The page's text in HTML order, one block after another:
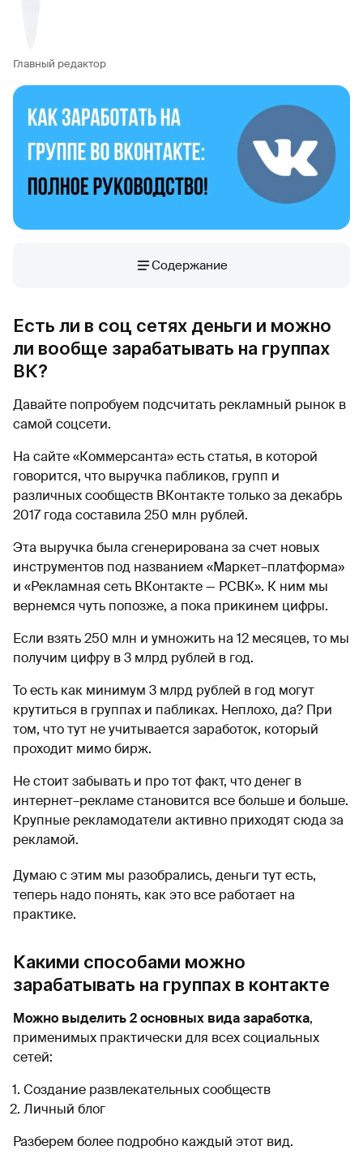
Главный редактор
Содержание
Есть ли в соц сетях деньги и можно
ли вообще зарабатывать на группах
ВК?
Давайте попробуем подсчитать рекламный рынок в
самой соцсети.
На сайте «Коммерсанта» есть статья, в которой
говорится, что выручка пабликов, групп и
различных сообществ ВКонтакте только за декабрь
2017 года составила 250 млн рублей.
Эта выручка была сгенерирована за счет новых
инструментов под названием «Маркет–платформа»
и «Рекламная сеть ВКонтакте — РСВК». К ним мы
вернемся чуть попозже, а пока прикинем цифры.
Если взять 250 млн и умножить на 12 месяцев, то мы
получим цифру в 3 млрд рублей в год.
То есть как минимум 3 млрд рублей в год могут
крутиться в группах и пабликах. Неплохо, да? При
том, что тут не учитывается заработок, который
проходит мимо бирж.
Не стоит забывать и про тот факт, что денег в
интернет–рекламе становится все больше и больше.
Крупные рекламодатели активно приходят сюда за
рекламой.
Думаю с этим мы разобрались, деньги тут есть,
теперь надо понять, как это все работает на
практике.
Какими способами можно
зарабатывать на группах в контакте
Можно выделить 2 основных вида заработка,
применимых практически для всех социальных
сетей:
Создание развлекательных сообществ
Личный блог
Разберем более подробно каждый этот вид.